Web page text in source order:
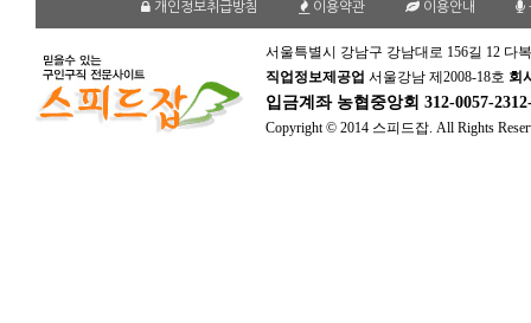
개인정보취급방침 이용약관 이용안내
서울특별시 강남구 강남대로 156길 12 다
직업정보제공업 서울강남 제2008-18호 회
입금계좌 농협중앙회 312-0057-
Copyright © 2014 스피드잡. All Rights